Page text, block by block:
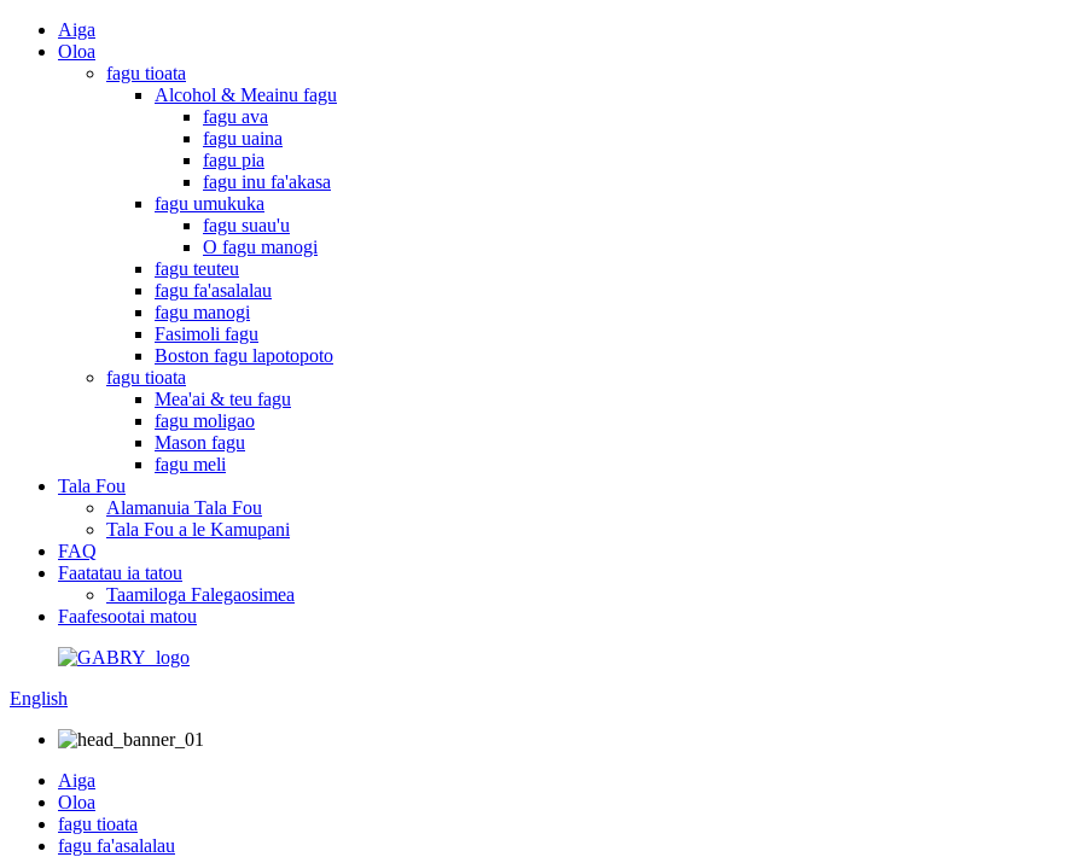
Aiga
Oloa
fagu tioata
Alcohol & Meainu fagu
fagu ava
fagu uaina
fagu pia
fagu inu fa'akasa
fagu umukuka
fagu suau'u
O fagu manogi
fagu teuteu
fagu fa'asalalau
fagu manogi
Fasimoli fagu
Boston fagu lapotopoto
fagu tioata
Mea'ai & teu fagu
fagu moligao
Mason fagu
fagu meli
Tala Fou
Alamanuia Tala Fou
Tala Fou a le Kamupani
FAQ
Faatatau ia tatou
Taamiloga Falegaosimea
Faafesootai matou
English
Aiga
Oloa
fagu tioata
fagu fa'asalalau